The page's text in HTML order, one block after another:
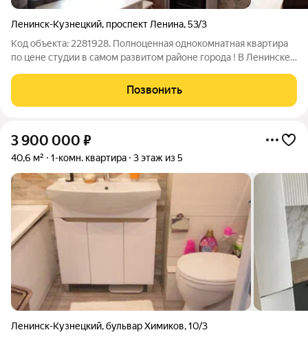
Ленинск-Кузнецкий, проспект Ленина,53/3
Код объекта: 2281928. Полноценная однокомнатная квартира
по цене студии в самом развитом районе города ! В Ленинске-
расположена на первом этаже пятиэтажного кирпичного дома,
построенного в 1974
Позвонить
3 900 000 ₽
40,6 м² 1-комн. квартира 3 этаж из 5
Ленинск-Кузнецкий,бульвар Химиков,10/3